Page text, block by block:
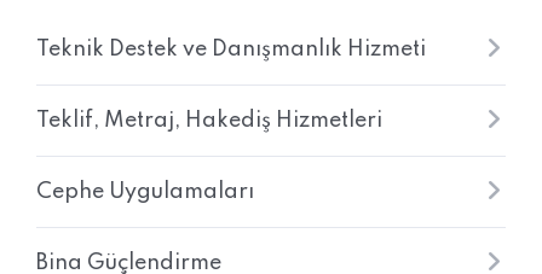
Teknik Destek ve Danışmanlık Hizmeti
Teklif, Metraj, Hakediş Hizmetleri
Cephe Uygulamaları
Bina Güçlendirme